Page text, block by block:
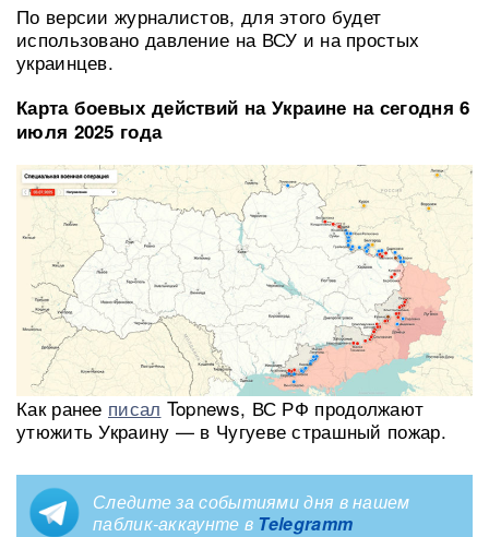
По версии журналистов, для этого будет
использовано давление на ВСУ и на простых
украинцев.
Карта боевых действий на Украине на сегодня 6
июля 2025 года
Как ранее писал Topnews, ВС РФ продолжают
утюжить Украину — в Чугуеве страшный пожар.
Следите за событиями дня в нашем
паблик-аккаунте в Telegramm